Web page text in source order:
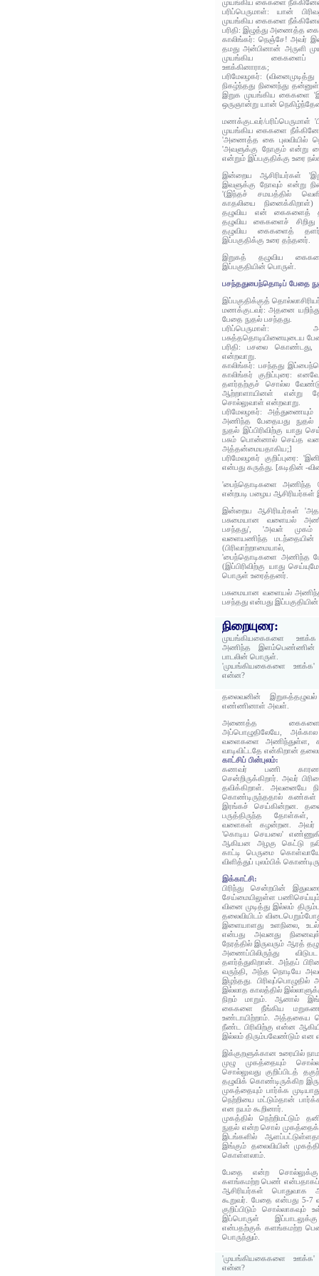
முயங்கிய கைகளை
பரிப்பெருமாள்: யான்
முயங்கிய கைகளை
பரிதி: இழுத்து அணைத்த கை
காலிங்கர்: நெஞ்சே! அவர்
தமது அன்பினான் அருளி
முயங்கிய கைகளைப்
ஊக்கினாராக;
பரிமேலழகர்:
நிகழ்ந்தது நினைந்து
இறுக முயங்கிய கைகளை
ஒருஞான்று யான்
மணக்குடவர்/பரிப்பெருமாள்
முயங்கிய கைகளை
'அணைத்த கை புலவியில்
'அவளுக்கு நோகும் என்று
என்றும் இப்பகுதிக்கு உரை
இன்றைய ஆசிரியர்கள்
இவளுக்கு நோவும் என்று
'(இந்தச் சமயத்தில்
காதலியை
தழுவிய என் கைகளைத்
தழுவிய கைகளைச்
தழுவிய கைகளைத்
இப்பகுதிக்கு உரை தந்தனர்.
இறுகத் தழுவிய
இப்பகுதியின் பொருள்.
பசந்ததுபைந்தொடிப் பேதை
இப்பகுதிக்குத்
மணக்குடவர்: அதனை
பேதை நுதல் பசந்தது.
பசுத்ததொடியினையுடைய
பரிதி: பசலை கொண்டது,
என்றவாறு.
காலிங்கர்: பசந்தது
காலிங்கர் குறிப்புரை:
தளர்தற்குச் சொல்ல
ஆற்றாளாயினள் என்று
சொல்லுவாள் என்றவாறு.
பரிமேலழகர்:
அணிந்த பேதையது நுதல்
நுதல் இப்பிரிவிற்கு யாது
பசும் பொன்னால் செய்த
அத்தன்மையதாகிய;]
பரிமேலழகர் குறிப்புரை:
என்பது கருத்து. [கடிதின் -
'பைந்தொடிகளை அணிந்த
என்றபடி பழைய ஆசிரியர்கள்
இன்றைய ஆசிரியர்கள்
பசுமையான வளையல்
பசந்தது', 'அவள் முகம்
வளையணிந்த மடந்தையின்
'பைந்தொடிகளை அணிந்த
(இப்பிரிவிற்கு யாது
பொருள் உரைத்தனர்.
பசுமையான வளையல்
பசந்தது என்பது
நிறையுரை:
முயங்கியகைகளை
அணிந்த இளம்பெண்ணின்
பாடலின் பொருள்.
'முயங்கியகைகளை ஊக்க'
என்ன?
தலைவனின்
எண்ணினாள் அவள்.
அணைத்த
அப்பொழுதிலேயே,
வளைகளை அணிந்துள்ள,
வாடிவிட்டதே என்கிறான்
காட்சிப் பின்புலம்:
கணவர் பணி
சென்றிருக்கிறார். அவர்
தவிக்கிறாள். அவனையே
கொண்டிருந்ததால் கண்கள்
இரங்கச் செய்கின்றன.
பருத்திருந்த தோள்கள்,
வளைகள் கழன்றன. அவர்
'கொடிய செயலை'
ஆகியன அழகு கெட்டு
காட்டி பெருமை
விளித்துப் புலம்பிக்
இக்காட்சி:
பிரிந்து சென்றபின்
சேய்மையிலுள்ள
வினை முடித்து இல்லம்
தலைவியிடம்
இளையாளது உளநிலை,
என்பது அவனது
நேரத்தில் இருவரும் ஆரத்
அணைப்பிலிருந்து
தளர்த்துகிறான். அந்தப்
வருந்தி, அந்த நொடியே
இழந்தது.
இல்லாத காலத்தில்
நிறம் மாறும். ஆனால்
கைகளை நீங்கிய
உண்டாயிற்றாம். அத்தகைய
நீண்ட பிரிவிற்கு என்ன
இல்லம் திரும்பவேண்டும்
இக்குறளுக்கான உரையில்
முழு முகத்தையும்
சொல்லுவது குறிப்பிடத்
தழுவிக் கொண்டிருக்கிற
முகத்தையும் பார்க்க
நெற்றியை மட்டும்தான்
என நயம் கூறினார்.
முகத்தில் நெற்றிமட்டும்
நுதல் என்ற சொல் முகத்தைக்
இடங்களில்
இங்கும் தலைவியின்
கொள்ளலாம்.
பேதை என்ற
களங்கமற்ற பெண்
ஆசிரியர்கள் பொதுவாக
கூறுவர். பேதை என்பது 5-7
குறிப்பிடும் சொல்லாகவும்
இப்பொருள்
என்பதற்குக் களங்கமற்ற
பொருந்தும்.
'முயங்கியகைகளை ஊக்க'
என்ன?